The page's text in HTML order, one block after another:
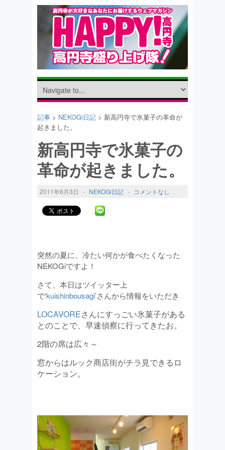
記事 > NEKOGi日記 > 新高円寺で氷菓子の革命が
起きました。
新高円寺で氷菓子の
革命が起きました。
2011年6月3日 - NEKOGi日記 - コメントなし
突然の夏に、冷たい何かが食べたくなった
NEKOGiですよ！
さて、本日はツイッター上
で‘kuishinbousagi’さんから情報をいただき
LOCAVOREさんにすっごい氷菓子がある
とのことで、早速偵察に行ってきたお。
2階の席は広々～
窓からはルック商店街がチラ見できるロ
ケーション。